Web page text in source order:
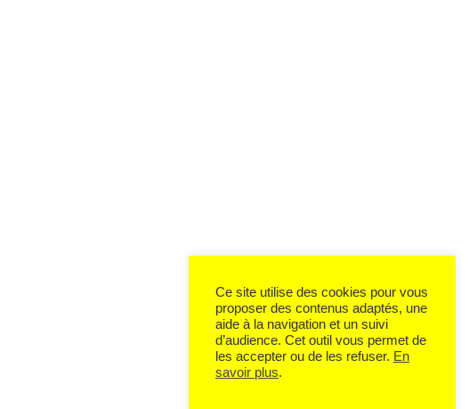
Ce site utilise des cookies pour vous
proposer des contenus adaptés, une
aide à la navigation et un suivi
d’audience. Cet outil vous permet de
les accepter ou de les refuser. En
savoir plus.